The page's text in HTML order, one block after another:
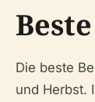
Die beste
und Herbst.